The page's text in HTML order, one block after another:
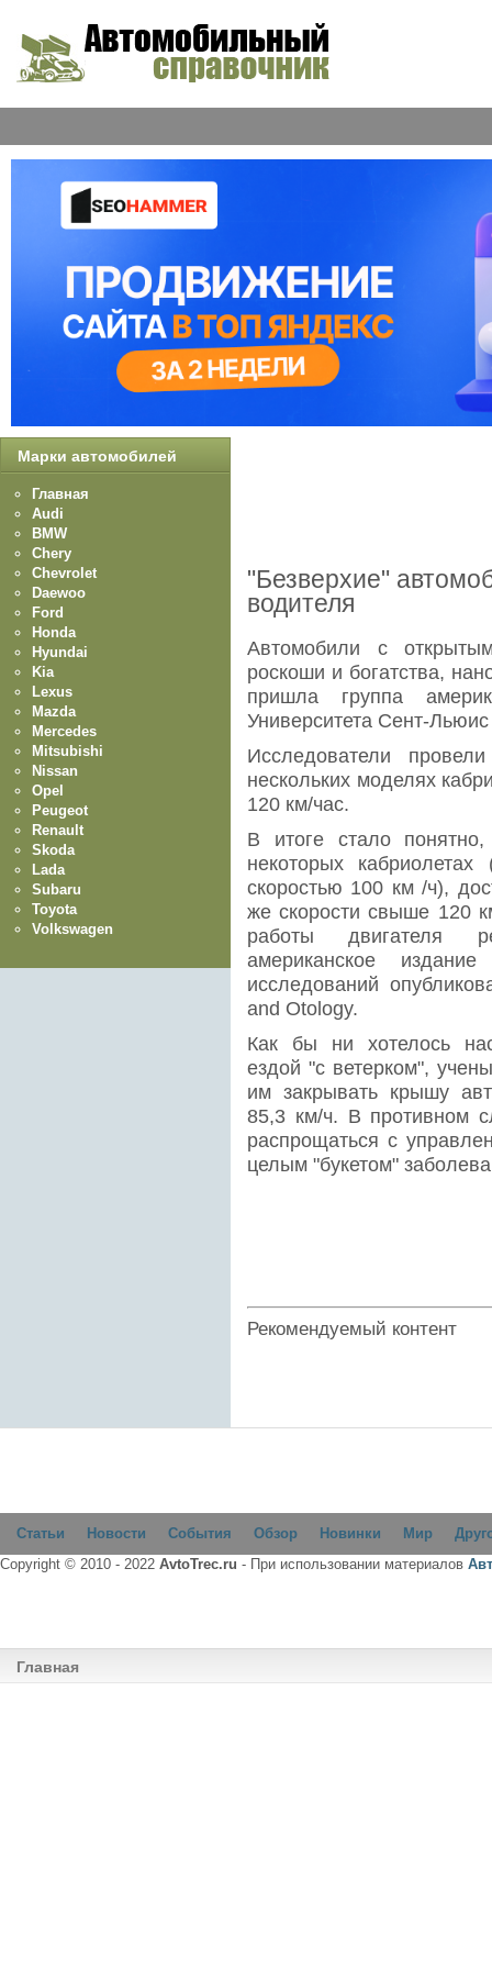
"Безверхие"
водителя
Автомобили с
роскоши и богатства,
пришла группа
Университета Сент-
Исследователи
нескольких моделях
120 км/час.
В итоге стало
некоторых
скоростью 100 км /ч),
же скорости свыше 120
работы двигателя
американское
исследований
and Otology.
Как бы ни хотелось
ездой "с ветерком",
им закрывать крышу
85,3 км/ч. В противном
распрощаться с
целым "букетом"
Рекомендуемый контент
Марки автомобилей
Главная
Audi
BMW
Chery
Chevrolet
Daewoo
Ford
Honda
Hyundai
Kia
Lexus
Mazda
Mercedes
Mitsubishi
Nissan
Opel
Peugeot
Renault
Skoda
Lada
Subaru
Toyota
Volkswagen
Статьи Новости События Обзор Новинки Мир
Copyright © 2010 - 2022 AvtoTrec.ru - При использовании материалов
Главная